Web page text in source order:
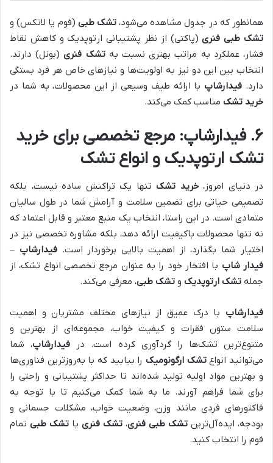
همانطور که در جدول مشاهده می‌شود،تشک طبی (فوم یا لاتکس) و
تشک طبی فنری(پاکتی) از نظر پشتیبانی ارتوپدیک و کاهش نقاط
فشار، عملکرد به مراتب بهتری نسبت بهتشک فنری(بونل) دارند.
انتخاب بین این دو نیز به اولویت‌ها و نیازهای خاص هر فرد بستگی
دارد. فیدارشاپ با ارائه طیف وسیعی از این محصولات، به شما در
خرید تشک مناسب کمک می‌کند.
۶. فیدارشاپ: مرجع تخصصی برای خرید
تشک ارتوپدیک و انواع تشک
در دنیای امروز،خرید تشک تنها یک تراکنش ساده نیست، بلکه
تصمیمی حیاتی برای تضمین سلامت و آرامش شما در طول سالیان
متمادی است. در این راستا، انتخاب یک منبع معتبر و قابل اعتماد که
نه تنها محصولات باکیفیت ارائه دهد، بلکه مشاوره تخصصی نیز در
اختیار شما بگذارد، از اهمیت بالایی برخوردار است.فیدارشاپ –
فیدار شاپ با افتخار خود را به عنوان مرجع تخصصی انواع تشک، از
جمله تشک ارتوپدیک و تشک طبی، معرفی می‌کند.
فیدارشاپ با درک عمیق از نیازهای مختلف مشتریان و اهمیت
سلامت ستون فقرات و کیفیت خواب، مجموعه‌ای از بهترین و
متنوع‌ترین تشک‌ها را گردآوری کرده است. در فیدارشاپ، شما
می‌توانید انواعتشک ارگونومیک را بیابید که با به‌روزترین فناوری‌ها
و بهترین مواد اولیه تولید شده‌اند تا حداکثر پشتیبانی و راحتی را
برای شما فراهم آورند. ما به شما کمک می‌کنیم تا با توجه به
فاکتورهای فردی مانند وزن، وضعیت خواب، مشکلات جسمانی و
بودجه، ایده‌آل‌ترین تشک طبی فنری، تشک فنری یا تشک طبی تمام
فوم را انتخاب کنید.